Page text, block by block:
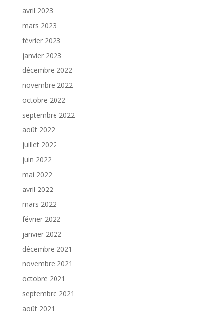
avril 2023
mars 2023
février 2023
janvier 2023
décembre 2022
novembre 2022
octobre 2022
septembre 2022
août 2022
juillet 2022
juin 2022
mai 2022
avril 2022
mars 2022
février 2022
janvier 2022
décembre 2021
novembre 2021
octobre 2021
septembre 2021
août 2021